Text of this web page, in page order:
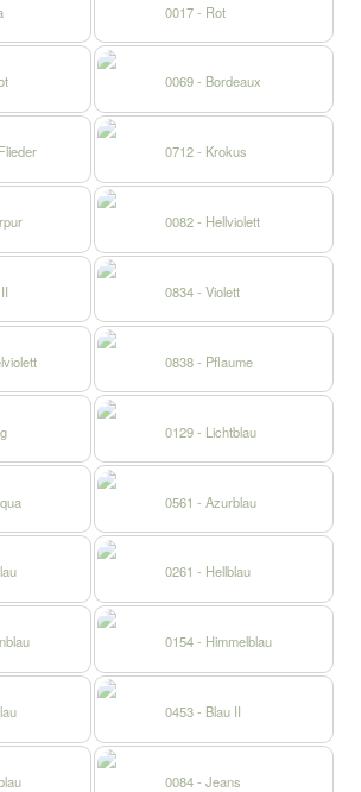
0017 - Rot
0069 - Bordeaux
0712 - Krokus
0082 - Hellviolett
0834 - Violett
0838 - Pflaume
0129 - Lichtblau
0561 - Azurblau
0261 - Hellblau
0154 - Himmelblau
0453 - Blau II
0084 - Jeans